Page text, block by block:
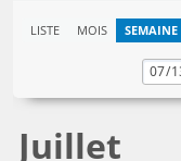
LISTE MOIS SEMAINE
Juillet